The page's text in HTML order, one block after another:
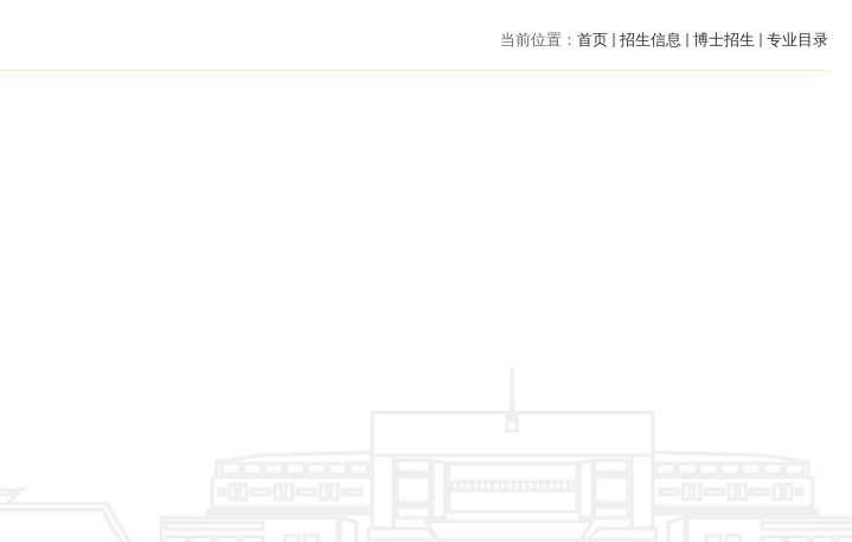
当前位置： 首页 招生信息 博士招生 专业目录